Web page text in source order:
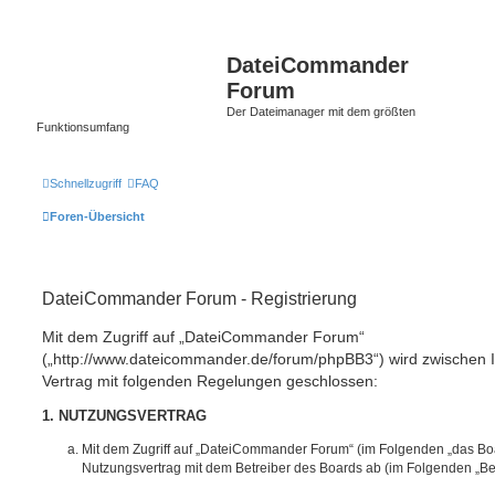
DateiCommander
Forum
Der Dateimanager mit dem größten
Funktionsumfang
Schnellzugriff FAQ
Foren-Übersicht
DateiCommander Forum - Registrierung
Mit dem Zugriff auf „DateiCommander Forum“
(„http://www.dateicommander.de/forum/phpBB3“) wird
Vertrag mit folgenden Regelungen geschlossen:
1. NUTZUNGSVERTRAG
Mit dem Zugriff auf „DateiCommander Forum“ (im Folgenden „das
Nutzungsvertrag mit dem Betreiber des Boards ab (im Folgenden